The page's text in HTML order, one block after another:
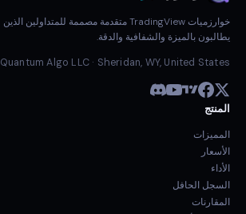
خوارزميات TradingView متقدمة مصممة للمتداولين الذين
يطالبون بالميزة والشفافية والدقة.
Quantum Algo LLC · Sheridan, WY, United States
المنتج
المميزات
الأسعار
الأداء
السجل الحافل
المقارنات